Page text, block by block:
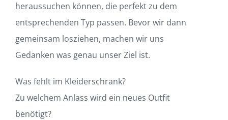
heraussuchen können, die perfekt zu dem
entsprechenden Typ passen. Bevor wir dann
gemeinsam losziehen, machen wir uns
Gedanken was genau unser Ziel ist.
Was fehlt im Kleiderschrank?
Zu welchem Anlass wird ein neues Outfit
benötigt?